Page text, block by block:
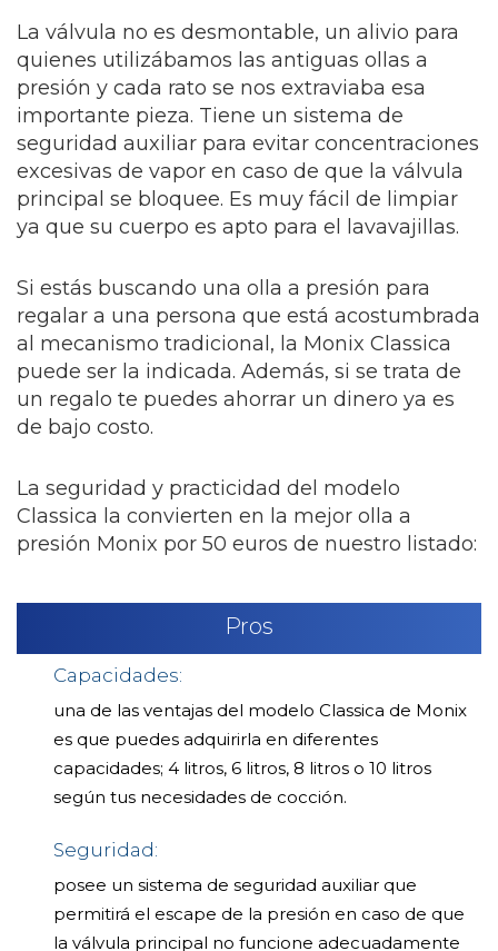
La válvula no es desmontable, un alivio para
quienes utilizábamos las antiguas ollas a
presión y cada rato se nos extraviaba esa
importante pieza. Tiene un sistema de
seguridad auxiliar para evitar concentraciones
excesivas de vapor en caso de que la válvula
principal se bloquee. Es muy fácil de limpiar
ya que su cuerpo es apto para el lavavajillas.
Si estás buscando una olla a presión para
regalar a una persona que está acostumbrada
al mecanismo tradicional, la Monix Classica
puede ser la indicada. Además, si se trata de
un regalo te puedes ahorrar un dinero ya es
de bajo costo.
La seguridad y practicidad del modelo
Classica la convierten en la mejor olla a
presión Monix por 50 euros de nuestro listado:
Pros
Capacidades:
una de las ventajas del modelo Classica de Monix
es que puedes adquirirla en diferentes
capacidades; 4 litros, 6 litros, 8 litros o 10 litros
según tus necesidades de cocción.
Seguridad:
posee un sistema de seguridad auxiliar que
permitirá el escape de la presión en caso de que
la válvula principal no funcione adecuadamente